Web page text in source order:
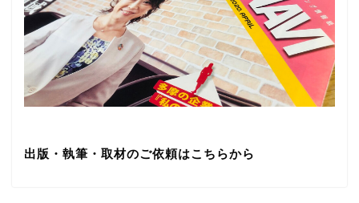
出版・執筆・取材のご依頼はこちらから